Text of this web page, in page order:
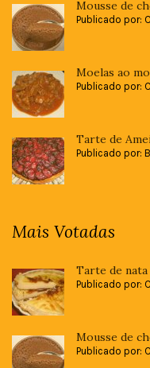
Mousse de
Publicado por:
Moelas ao
Publicado por:
Tarte de
Publicado por:
Mais Votadas
Tarte de nata
Publicado por:
Mousse de
Publicado por: